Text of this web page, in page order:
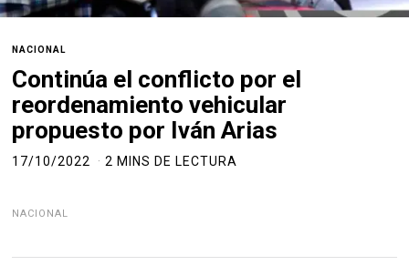
NACIONAL
Continúa el conflicto por el
reordenamiento vehicular
propuesto por Iván Arias
17/10/2022 2 MINS DE LECTURA
NACIONAL